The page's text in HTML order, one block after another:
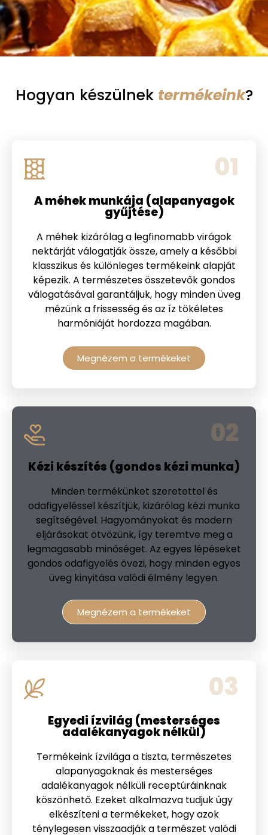
Hogyan készülnek termékeink?
01
A méhek munkája (alapanyagok
gyűjtése)
A méhek kizárólag a legfinomabb virágok
nektárját válogatják össze, amely a későbbi
klasszikus és különleges termékeink alapját
képezik. A természetes összetevők gondos
válogatásával garantáljuk, hogy minden üveg
mézünk a frissesség és az íz tökéletes
harmóniáját hordozza magában.
Megnézem a termékeket
02
Kézi készítés (gondos kézi munka)
Minden termékünket szeretettel és
odafigyeléssel készítjük, kizárólag kézi munka
segítségével. Hagyományokat és modern
eljárásokat ötvözünk, így teremtve meg a
legmagasabb minőséget. Az egyes lépéseket
gondos odafigyelés övezi, hogy minden egyes
üveg kinyitása valódi élmény legyen.
Megnézem a termékeket
03
Egyedi ízvilág (mesterséges
adalékanyagok nélkül)
Termékeink ízvilága a tiszta, természetes
alapanyagoknak és mesterséges
adalékanyagok nélküli receptúráinknak
köszönhető. Ezeket alkalmazva tudjuk úgy
elkészíteni a termékeket, hogy azok
ténylegesen visszaadják a természet valódi